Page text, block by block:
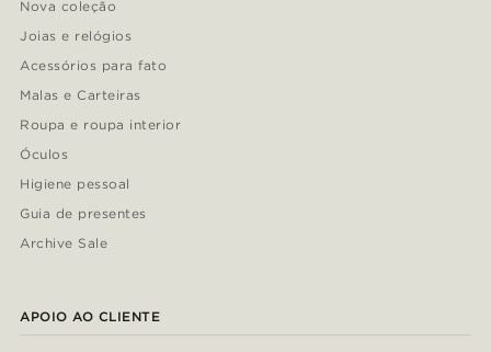
Nova coleção
Joias e relógios
Acessórios para fato
Malas e Carteiras
Roupa e roupa interior
Óculos
Higiene pessoal
Guia de presentes
Archive Sale
APOIO AO CLIENTE